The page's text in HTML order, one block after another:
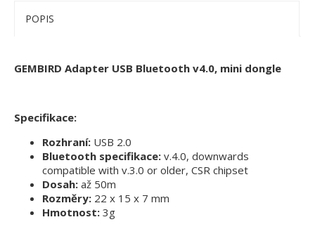
POPIS
GEMBIRD Adapter USB Bluetooth v4.0, mini dongle
Specifikace:
Rozhraní: USB 2.0
Bluetooth specifikace: v.4.0, downwards
compatible with v.3.0 or older, CSR chipset
Dosah: až 50m
Rozměry: 22 x 15 x 7 mm
Hmotnost: 3g